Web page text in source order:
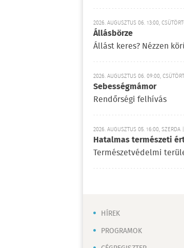
2026. AUGUSZTUS 06. 13:00,
Állásbörze
Állást keres? Nézzen
2026. AUGUSZTUS 06. 09:00,
Sebességmámor
Rendőrségi felhívás
2026. AUGUSZTUS 05. 16:00, SZERDA
Hatalmas természeti
Természetvédelmi
HÍREK
PROGRAMOK